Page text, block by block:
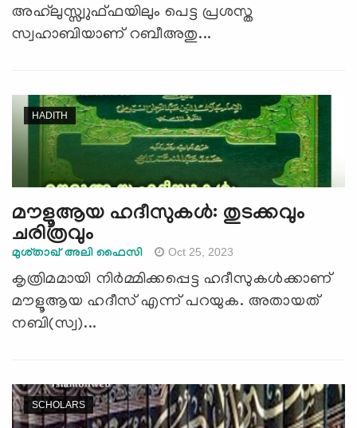
അഹ്‍ലുസ്സ്വുഫ്ഫയിലും പെട്ട പ്രശസ്ത
സ്വഹാബിയാണ് റബീഅതു...
HADITH
മൗളൂആയ ഹദീസുകള്‍: തുടക്കവും
ചരിത്രവും
മുശ്താഖ് അലി ഫൈസി Oct 25, 2023
കൃത്രിമമായി നിർമ്മിക്കപ്പെട്ട ഹദീസുകൾക്കാണ്
മൗളൂആയ ഹദീസ് എന്ന് പറയുക. അതായത്
നബി(സ്വ)...
SCHOLARS